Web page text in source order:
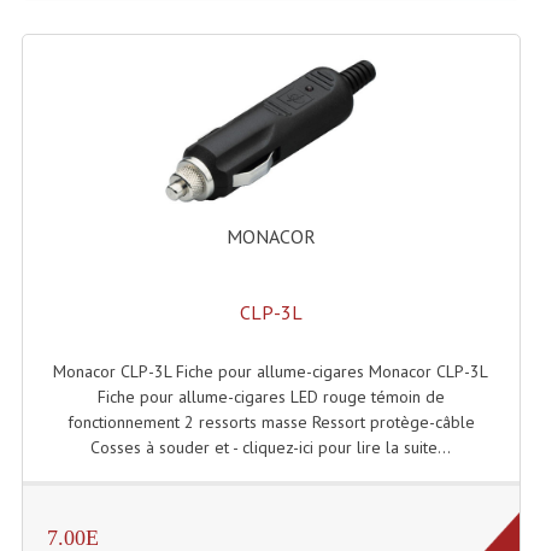
Compresseurs , Limiteurs , Noise Gate
Egaliseur Egaliseurs
Enceintes Et Caissons Basses
Enceintes, Système Amplifiés
Enceintes Passives Sono
Retours De Scène
MONACOR
CLP-3L
Monacor CLP-3L Fiche pour allume-cigares Monacor CLP-3L
Fiche pour allume-cigares LED rouge témoin de
fonctionnement 2 ressorts masse Ressort protège-câble
Cosses à souder et - cliquez-ici pour lire la suite...
7.00E